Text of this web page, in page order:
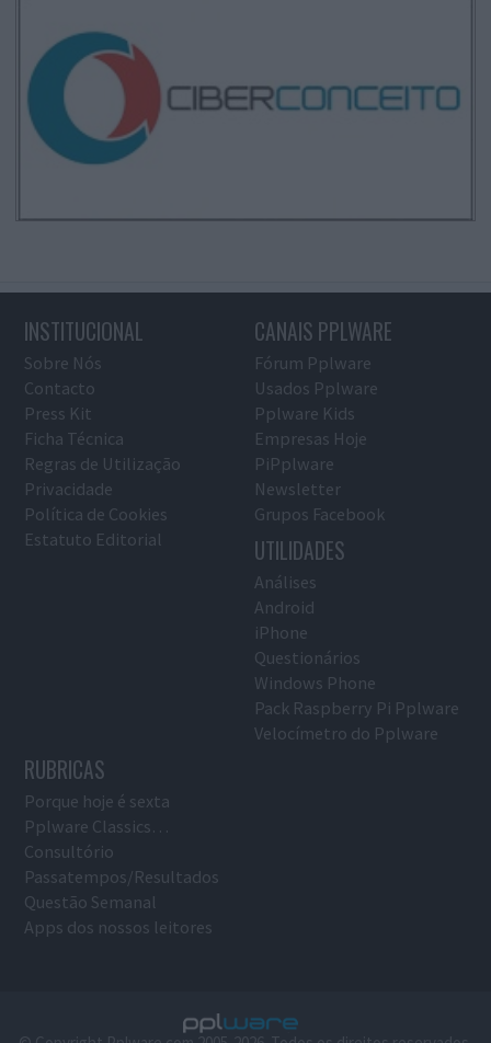
INSTITUCIONAL
Sobre Nós
Contacto
Press Kit
Ficha Técnica
Regras de Utilização
Privacidade
Política de Cookies
Estatuto Editorial
CANAIS PPLWARE
Fórum Pplware
Usados Pplware
Pplware Kids
Empresas Hoje
PiPplware
Newsletter
Grupos Facebook
UTILIDADES
Análises
Android
iPhone
Questionários
Windows Phone
Pack Raspberry Pi Pplware
Velocímetro do Pplware
RUBRICAS
Porque hoje é sexta
Pplware Classics…
Consultório
Passatempos/Resultados
Questão Semanal
Apps dos nossos leitores